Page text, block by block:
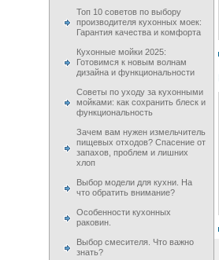
Топ 10 советов по выбору
производителя кухонных моек:
Гарантия качества и комфорта
Кухонные мойки 2025:
Готовимся к новым волнам
дизайна и функциональности
Советы по уходу за кухонными
мойками: как сохранить блеск и
функциональность
Зачем вам нужен измельчитель
пищевых отходов? Спасение от
запахов, проблем и лишних
хлоп
Выбор модели для кухни. На
что обратить внимание?
Особенности кухонных
раковин.
Выбор смесителя. Что важно
знать?
© 2009–2026